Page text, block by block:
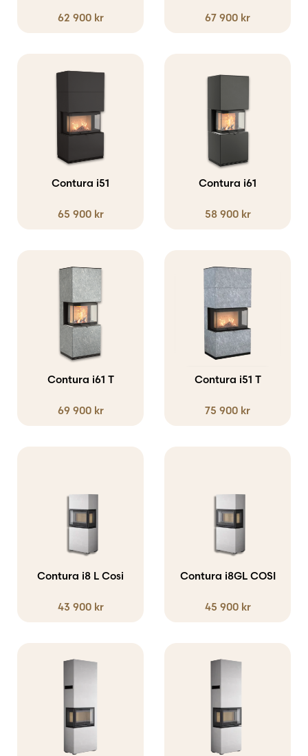
62 900 kr 67 900 kr
Contura i51
65 900 kr
produkten
varianter.
olika
väljas
produktsidan
Contura i61
58 900 kr
produkten
varianter.
väljas
produktsidan
Contura i61 T
69 900 kr
Contura i51 T
75 900 kr
Contura i8 L Cosi
43 900 kr
Contura i8GL COSI
45 900 kr
produkten